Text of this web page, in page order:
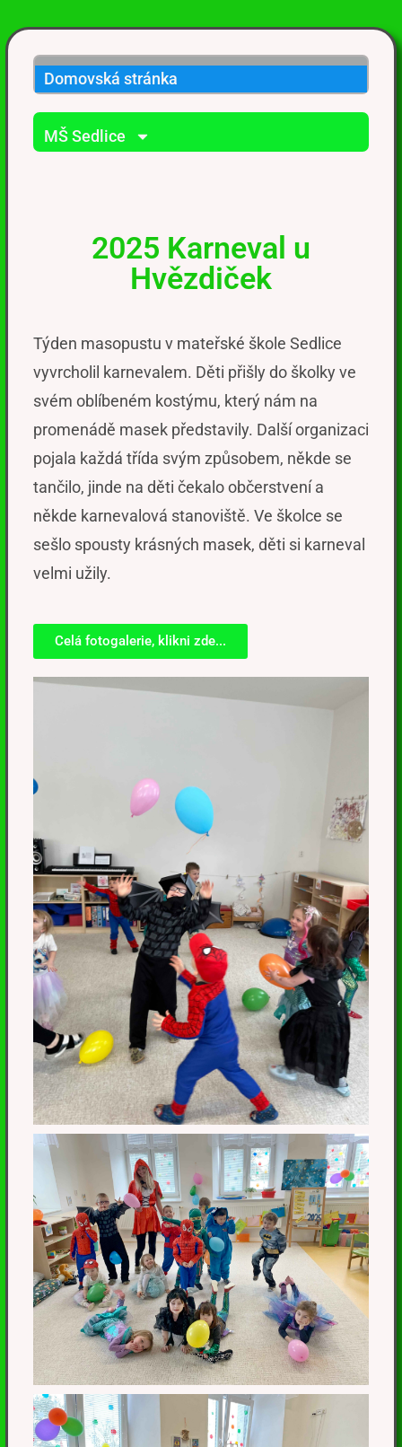
Domovská stránka
MŠ Sedlice
2025 Karneval u
Hvězdiček
Týden masopustu v mateřské škole Sedlice
vyvrcholil karnevalem. Děti přišlydo školky ve
svém oblíbeném kostýmu, který nám na
promenádě masek představil y. Další organizaci
pojala každá třída svým způsobem, někde se
tančilo, jinde na děti čekalo občerstvení a
někde karnevalová stanoviště. Ve školce se
sešlo spousty krásných masek, děti si karneval
velmi užily.
Celá fotogalerie, klikni zde...